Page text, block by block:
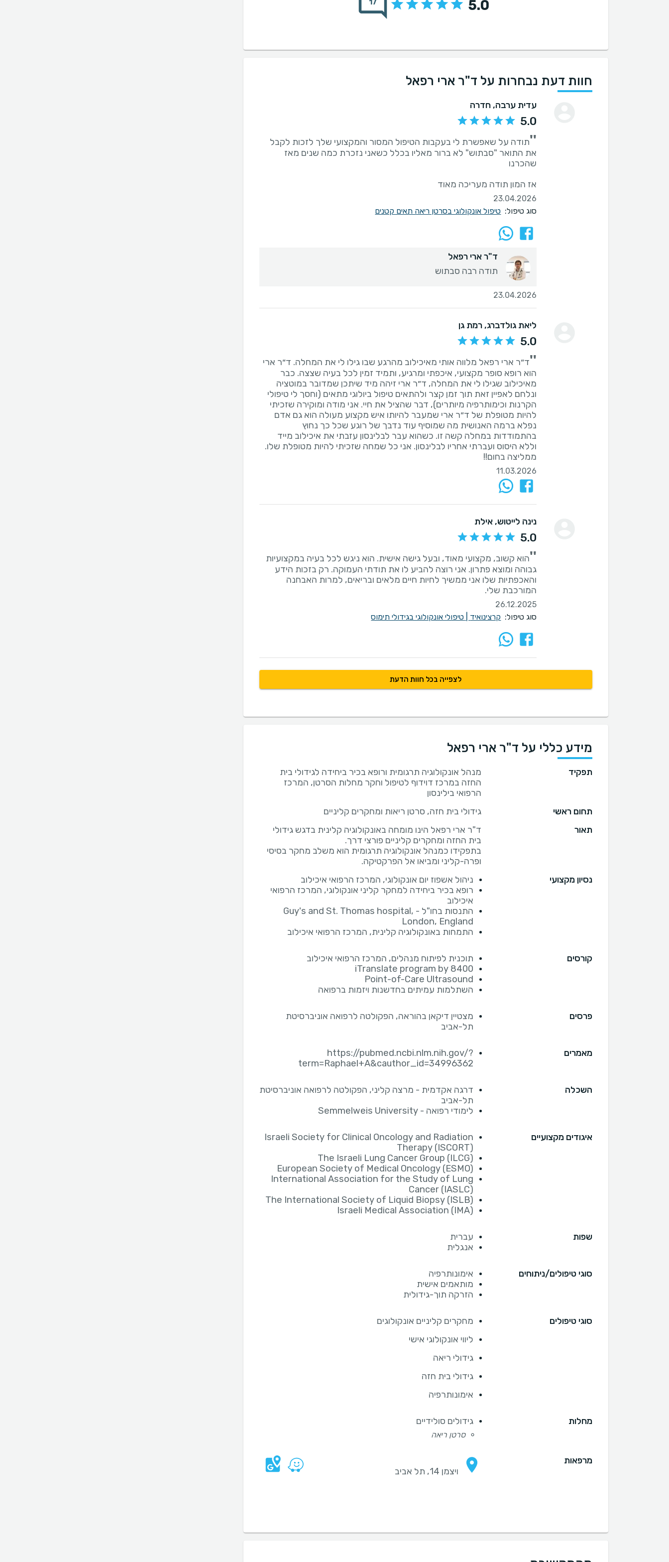
5.0
17
חוות דעת נבחרות על ד"ר ארי רפאל
עדית ערבה, חדרה
5.0
''תודה על שאפשרת לי בעקבות הטיפול המסור והמקצועי שלך לזכות לקבל
את התואר "סבתוש" לא ברור מאליו בכלל כשאני נזכרת כמה שנים מאז
אז המון תודה מעריכה מאוד
23.04.2026
סוג טיפול: טיפול אונקולוגי בסרטן ריאה תאים קטנים
ד"ר ארי רפאל
תודה רבה סבתוש
23.04.2026
ליאת גולדברג, רמת גן
5.0
''ד״ר ארי רפאל מלווה אותי מאיכילוב מהרגע שבו גילו לי את המחלה. ד״ר ארי
הוא רופא סופר מקצועי, איכפתי ומרגיע, ותמיד זמין לכל בעיה שצצה. כבר
מאיכילוב שגילו לי את המחלה, ד״ר ארי זיהה מיד שיתכן שמדובר במוטציה
ונלחם לאפיין זאת תוך זמן קצר ולהתאים טיפול ביולוגי מתאים (וחסך לי טיפולי
הקרנות וכימותרפיה מיותרים), דבר שהציל את חיי. אני מודה ומוקירה שזכיתי
להיות מטופלת של ד״ר ארי שמעבר להיותו איש מקצוע מעולה הוא גם אדם
נפלא ברמה האנושית מה שמוסיף עוד נדבך של רוגע שכל כך נחוץ
בהתמודדות במחלה קשה זו. כשהוא עבר לבלינסון עזבתי את איכילוב מייד
וללא היסוס ועברתי אחריו לבלינסון. אני כל שמחה שזכיתי להיות מטופלת שלו.
ממליצה בחום!!
11.03.2026
נינה לייטוש, אילת
5.0
''הוא קשוב, מקצועי מאוד, ובעל גישה אישית. הוא ניגש לכל בעיה במקצועיות
גבוהה ומוצא פתרון. אני רוצה להביע לו את תודתי העמוקה. רק בזכות הידע
והאכפתיות שלו אני ממשיך לחיות חיים מלאים ובריאים, למרות האבחנה
המורכבת שלי.
26.12.2025
סוג טיפול: קרצינואיד טיפולי אונקולוגי בגידולי תימוס
לצפייה בכל חוות הדעת
מידע כללי על ד"ר ארי רפאל
תפקיד
מנהל אונקולוגיה תרגומית ורופא בכיר ביחידה לגידולי בית
החזה במרכז דוידוף לטיפול וחקר מחלות הסרטן, המרכז
הרפואי בילינסון
תחום ראשי
גידולי בית חזה, סרטן ריאות ומחקרים קליניים
תאור
ד"ר ארי רפאל הינו מומחה באונקולוגיה קלינית בדגש גידולי
בתפקידו כמנהל אונקולוגיה תרגומית הוא משלב מחקר בסיסי
ופרה-קליני ומביאו אל הפרקטיקה.
נסיון מקצועי
ניהול אשפוז יום אונקולוגי, המרכז הרפואי איכילוב
רופא בכיר ביחידה למחקר קליני אונקולוגי, המרכז הרפואי
איכילוב
התנסות בחו"ל - Guy's and St. Thomas hospital,
London, England
התמחות באונקולוגיה קלינית, המרכז הרפואי איכילוב
קורסים
תוכנית לפיתוח מנהלים, המרכז הרפואי איכילוב
iTranslate program by 8400
Point-of-Care Ultrasound
השתלמות עמיתים בחדשנות ויזמות ברפואה
פרסים
מצטיין דיקאן בהוראה, הפקולטה לרפואה אוניברסיטת
תל-אביב
מאמרים
https://pubmed.ncbi.nlm.nih.gov/?
term=Raphael+A&cauthor_id=34996362
השכלה
דרגה אקדמית - מרצה קליני, הפקולטה לרפואה אוניברסיטת
תל-אביב
לימודי רפואה - Semmelweis University
איגודים מקצועיים
Israeli Society for Clinical Oncology and Radiation
Therapy (ISCORT)
The Israeli Lung Cancer Group (ILCG)
European Society of Medical Oncology (ESMO)
International Association for the Study of Lung
Cancer (IASLC)
The International Society of Liquid Biopsy (ISLB)
Israeli Medical Association (IMA)
שפות
עברית
אנגלית
סוגי טיפולים/ניתוחים
אימונותרפיה
מותאמים אישית
הזרקה תוך-גידולית
סוגי טיפולים
מחקרים קליניים אונקולוגים
ליווי אונקולוגי אישי
גידולי ריאה
גידולי בית חזה
אימונותרפיה
מחלות גידולים סולידיים
סרטן ריאה
מרפאות
ויצמן 14, תל אביב